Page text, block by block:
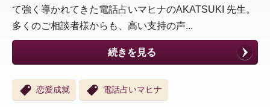
て強く導かれてきた電話占いマヒナのAKATSUKI 先生。
多くのご相談者様からも、高い支持の声...
続きを見る
恋愛成就 電話占いマヒナ